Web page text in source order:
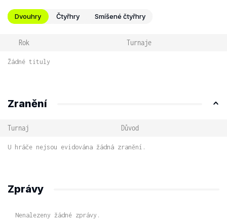
Dvouhry Čtyřhry Smíšené čtyřhry
Rok Turnaje
Žádné tituly
Zranění
Turnaj Důvod
U hráče nejsou evidována žádná zranění.
Zprávy
Nenalezeny žádné zprávy.